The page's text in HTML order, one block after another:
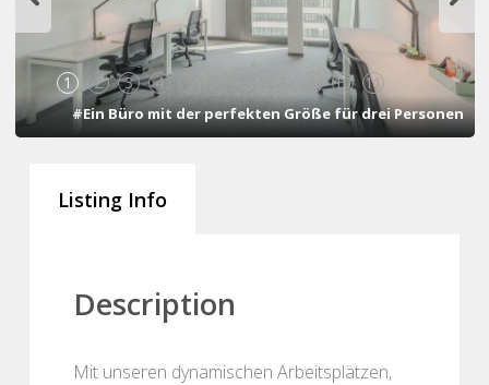
1 2 3 4 10 11
#Ein Büro mit der perfekten Größe für drei Personen
Listing Info
Description
Mit unseren dynamischen Arbeitsplätzen,